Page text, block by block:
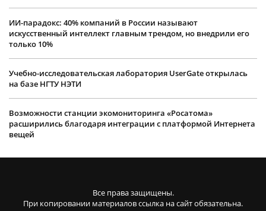
ИИ-парадокс: 40% компаний в России называют
искусственный интеллект главным трендом, но внедрили его
только 10%
Учебно-исследовательская лаборатория UserGate открылась
на базе НГТУ НЭТИ
Возможности станции экомониторинга «Росатома»
расширились благодаря интеграции с платформой Интернета
вещей
Все права защищены.
При копировании материалов ссылка на сайт обязательна.